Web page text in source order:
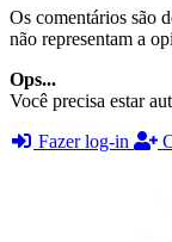
Os comentários são
não representam a
Ops...
Você precisa estar
Fazer log-in